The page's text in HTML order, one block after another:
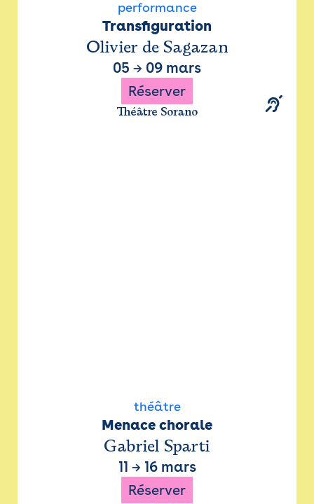
performance
Transfiguration
Olivier de Sagazan
05 → 09 mars
Réserver
Théâtre Sorano
théâtre
Menace chorale
Gabriel Sparti
11 → 16 mars
Réserver